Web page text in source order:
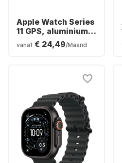
Apple Watch Series
11 GPS, aluminium
kast, 46 mm
vanaf € 24,49/Maand